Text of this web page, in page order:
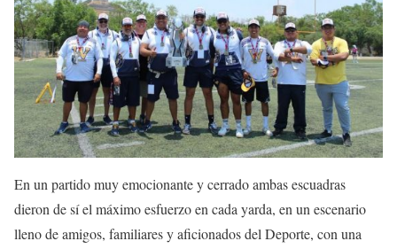
En un partido muy emocionante y cerrado ambas escuadras
dieron de sí el máximo esfuerzo en cada yarda, en un escenario
lleno de amigos, familiares y aficionados del Deporte, con una